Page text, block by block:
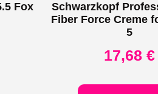
Fox
Schwarzkopf
Fiber Force Creme
5
17,68 €